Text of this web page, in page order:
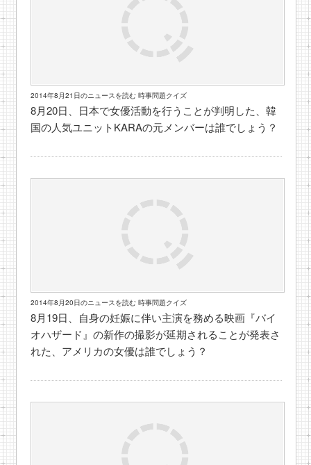
2014年8月21日のニュースを読む 時事問題クイズ
8月20日、日本で女優活動を行うことが判明した、韓
国の人気ユニットKARAの元メンバーは誰でしょう？
2014年8月20日のニュースを読む 時事問題クイズ
8月19日、自身の妊娠に伴い主演を務める映画『バイ
オハザード』の新作の撮影が延期されることが発表さ
れた、アメリカの女優は誰でしょう？